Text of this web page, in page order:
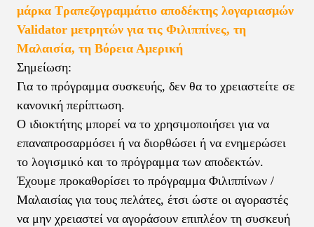
μάρκα Τραπεζογραμμάτιο αποδέκτης λογαριασμών
Validator μετρητών για τις Φιλιππίνες, τη
Μαλαισία, τη Βόρεια Αμερική
Σημείωση:
Για το πρόγραμμα συσκευής, δεν θα το χρειαστείτε σε
κανονική περίπτωση.
Ο ιδιοκτήτης μπορεί να το χρησιμοποιήσει για να
επαναπροσαρμόσει ή να διορθώσει ή να ενημερώσει
το λογισμικό και το πρόγραμμα των αποδεκτών.
Έχουμε προκαθορίσει το πρόγραμμα Φιλιππίνων /
Μαλαισίας για τους πελάτες, έτσι ώστε οι αγοραστές
να μην χρειαστεί να αγοράσουν επιπλέον τη συσκευή